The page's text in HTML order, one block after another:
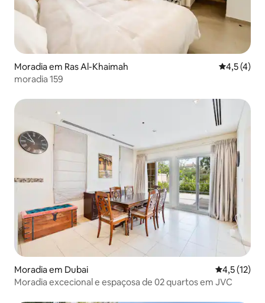
Moradia em Ras Al-Khaimah
4,5 (4)
moradia 159
Moradia em Dubai
4,5 (12)
Moradia excecional e espaçosa de 02 quartos em JVC